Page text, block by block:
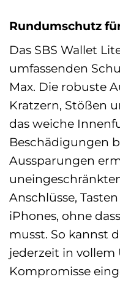
Rundumschutz
Das SBS Wallet
umfassenden
Max. Die robuste
Kratzern, Stößen
das weiche
Beschädigungen
Aussparungen
Anschlüsse,
iPhones, ohne
musst. So kannst
jederzeit in
Kompromisse